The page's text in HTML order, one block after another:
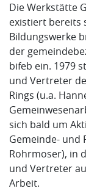
Die Werkstätte
existiert bereits
Bildungswerke
der
bifeb ein. 1979
und Vertreter
Rings (u.a.
sich bald um
Gemeinde- und
Rohrmoser), in
und Vertreter
Arbeit.